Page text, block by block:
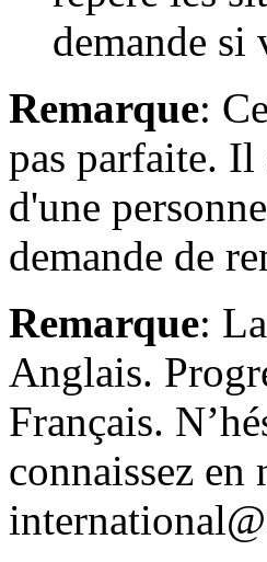
demande
Remarque:
pas parfaite. Il
d'une
demande de
Remarque:
Anglais.
Français.
connaissez